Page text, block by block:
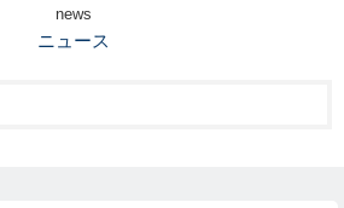
news
ニュース